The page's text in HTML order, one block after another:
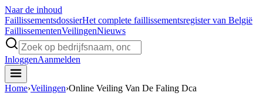
Naar de inhoud
FaillissementsdossierHet complete faillissementsregister van België
FaillissementenVeilingenNieuws
InloggenAanmelden
Home›Veilingen›Online Veiling Van De Faling Dca